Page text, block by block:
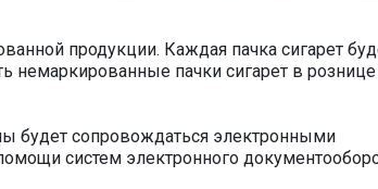
продукции. Каждая пачка сигарет
немаркированные пачки сигарет в рознице
будет сопровождаться электронными
систем электронного